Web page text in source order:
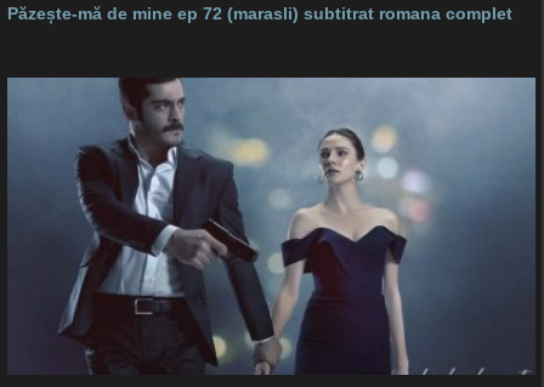
Păzește-mă de mine ep 72 (marasli) subtitrat romana complet